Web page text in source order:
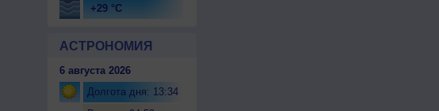
+29 °C
АСТРОНОМИЯ
6 августа 2026
Долгота дня: 13:34